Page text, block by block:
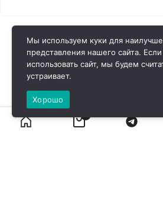
Мы используем куки для
представления нашего сайта.
использовать сайт, мы будем
устраивает.
Хорошо